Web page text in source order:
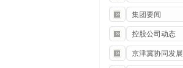
集团要闻
控股公司动态
京津冀协同发展